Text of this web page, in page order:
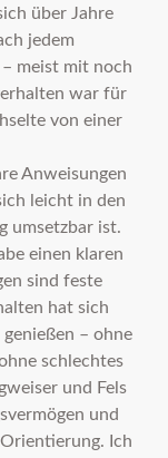
über Jahre
jedem
meist mit noch
war für
von einer
Anweisungen
leicht in den
umsetzbar ist.
einen klaren
sind feste
hat sich
– ohne
schlechtes
und Fels
und
Ich